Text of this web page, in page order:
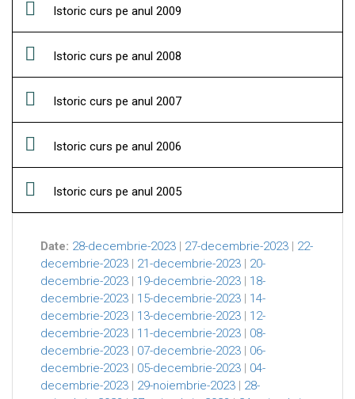
Istoric curs pe anul 2009
Istoric curs pe anul 2008
Istoric curs pe anul 2007
Istoric curs pe anul 2006
Istoric curs pe anul 2005
Date: 28-decembrie-2023 | 27-decembrie-2023 | 22-
decembrie-2023 | 21-decembrie-2023 | 20-
decembrie-2023 | 19-decembrie-2023 | 18-
decembrie-2023 | 15-decembrie-2023 | 14-
decembrie-2023 | 13-decembrie-2023 | 12-
decembrie-2023 | 11-decembrie-2023 | 08-
decembrie-2023 | 07-decembrie-2023 | 06-
decembrie-2023 | 05-decembrie-2023 | 04-
decembrie-2023 | 29-noiembrie-2023 | 28-